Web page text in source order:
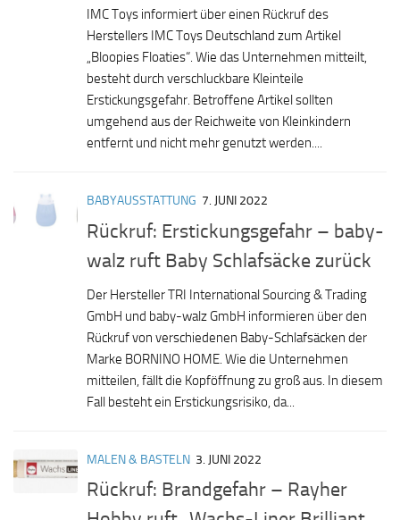
IMC Toys informiert über einen Rückruf des
Herstellers IMC Toys Deutschland zum Artikel
„Bloopies Floaties“. Wie das Unternehmen mitteilt,
besteht durch verschluckbare Kleinteile
Erstickungsgefahr. Betroffene Artikel sollten
umgehend aus der Reichweite von Kleinkindern
entfernt und nicht mehr genutzt werden....
BABYAUSSTATTUNG 7. JUNI 2022
Rückruf: Erstickungsgefahr – baby-
walz ruft Baby Schlafsäcke zurück
Der Hersteller TRI International Sourcing & Trading
GmbH und baby-walz GmbH informieren über den
Rückruf von verschiedenen Baby-Schlafsäcken der
Marke BORNINO HOME. Wie die Unternehmen
mitteilen, fällt die Kopföffnung zu groß aus. In diesem
Fall besteht ein Erstickungsrisiko, da...
MALEN & BASTELN 3. JUNI 2022
Rückruf: Brandgefahr – Rayher